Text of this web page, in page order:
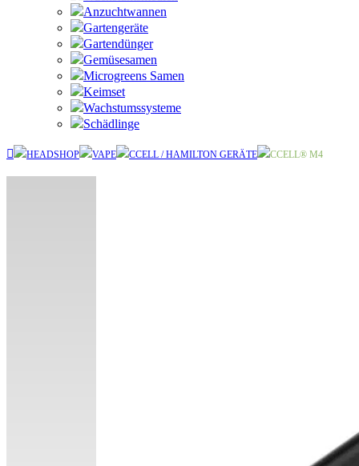
Anzuchtwannen
Gartengeräte
Gartendünger
Gemüsesamen
Microgreens Samen
Keimset
Wachstumssysteme
Schädlinge
HEADSHOP VAPE CCELL / HAMILTON GERÄTE CCELL® M4